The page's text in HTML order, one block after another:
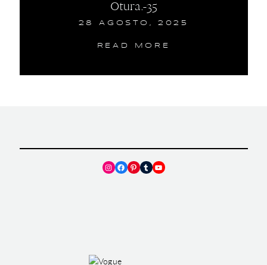
Otura.-35
28 AGOSTO, 2025
READ MORE
Instagram
Facebook
Pinterest
TumblrYouTube